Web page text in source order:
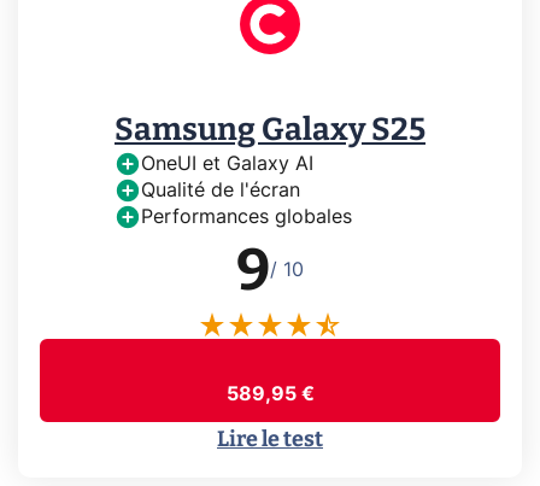
Samsung Galaxy S25
OneUI et Galaxy AI
Qualité de l'écran
Performances globales
9/ 10
589,95 €
Lire le test